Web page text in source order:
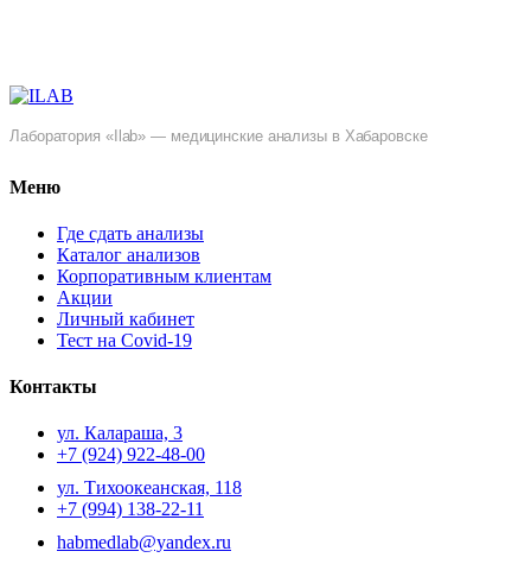
Лаборатория «Ilab» — медицинские анализы в Хабаровске
Меню
Где сдать анализы
Каталог анализов
Корпоративным клиентам
Акции
Личный кабинет
Тест на Covid-19
Контакты
ул. ​Калараша, 3
+7 (924) 922-48-00
ул. ​Тихоокеанская, 118
+7 (994) 138-22-11
habmedlab@yandex.ru